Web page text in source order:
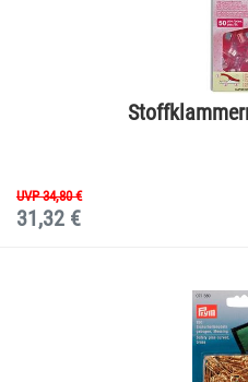
UVP 34,80 €
31,32 €